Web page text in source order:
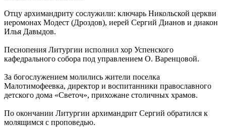
Отцу архимандриту сослужили: ключарь Никольской церкви
иеромонах Модест (Дроздов), иерей Сергий Дианов и диакон
Илья Давыдов.
Песнопения Литургии исполнил хор Успенского
кафедрального собора под управлением О. Варенцовой.
За богослужением молились жители поселка
Малотимофеевка, директор и воспитанники православного
детского дома «Светоч», прихожане столичных храмов.
По окончании Литургии архимандрит Сергий обратился к
молящимся с проповедью.